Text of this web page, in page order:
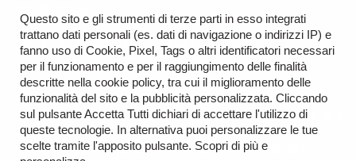
TORNA IN CIMA
Copyright © 2026 Automobili Perrone Srl - P.IVA 02735640738 -
Questo sito e gli strumenti di terze parti in esso integrati
trattano dati personali (es. dati di navigazione o indirizzi IP) e
fanno uso di Cookie, Pixel, Tags o altri identificatori necessari
per il funzionamento e per il raggiungimento delle finalità
descritte nella cookie policy, tra cui il miglioramento delle
funzionalità del sito e la pubblicità personalizzata. Cliccando
sul pulsante Accetta Tutti dichiari di accettare l'utilizzo di
queste tecnologie. In alternativa puoi personalizzare le tue
scelte tramite l'apposito pulsante. Scopri di più e